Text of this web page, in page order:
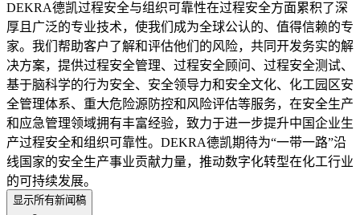
DEKRA德凯过程安全与组织可靠性在过程安全方面累积了深
厚且广泛的专业技术，使我们成为全球公认的、值得信赖的专
家。我们帮助客户了解和评估他们的风险，共同开发务实的解
决方案，提供过程安全管理、过程安全顾问、过程安全测试、
基于脑科学的行为安全、安全领导力和安全文化、化工园区安
全管理体系、重大危险源防控和风险评估等服务，在安全生产
和应急管理领域拥有丰富经验，致力于进一步提升中国企业生
产过程安全和组织可靠性。DEKRA德凯期待为“一带一路”沿
线国家的安全生产事业贡献力量，推动数字化转型在化工行业
的可持续发展。
显示所有新闻稿